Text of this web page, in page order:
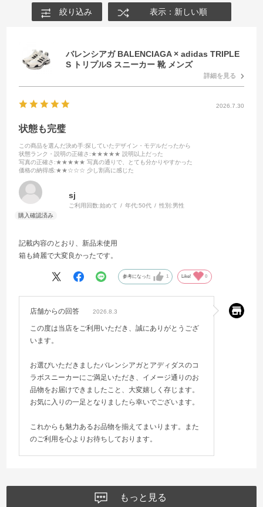
絞り込み 表示：新しい順
バレンシアガ BALENCIAGA × adidas TRIPLE
S トリプルS スニーカー 靴 メンズ
詳細を見る
2026.7.30
状態も完璧
この商品を選んだ決め手:探していたデザイン・モデルだったから
状態ランク・説明の正確さ :★★★★★ 説明以上だった
写真の正確さ :★★★★★ 写真の通りで、とても分かりやすかった
価格の納得感:★★☆☆☆ 少し割高に感じた
sj
ご利用回数:始めて 年代:50代 性別:男性
記載内容のとおり、新品未使用
箱も綺麗で大変良かったです。
参考になった 1 Like! 0
店舗からの回答 2026.8.3
この度は当店をご利用いただき、誠にありがとうござ
います。
お選びいただきましたバレンシアガとアディダスのコ
ラボスニーカーにご満足いただき、イメージ通りのお
品物をお届けできましたこと、大変嬉しく存じます。
お気に入りの一足となりましたら幸いでございます。
これからも魅力あるお品物を揃えてまいります。また
のご利用を心よりお待ちしております。
もっと見る